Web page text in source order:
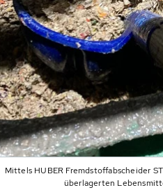
Mittels HUBER Fremdstoffabscheider
überlagerten